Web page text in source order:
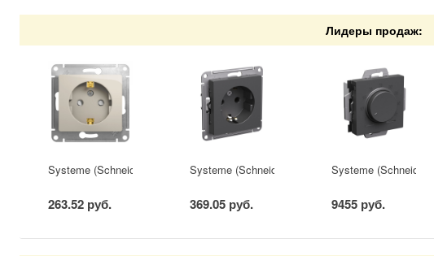
Лидеры продаж:
Systeme (Schneider) Electric GLOSSA РОЗЕТКА с заземлением со
263.52 руб.
Systeme (Schneider) Electric ATLASDESIGN
369.05 руб.
Systeme
9455 руб.